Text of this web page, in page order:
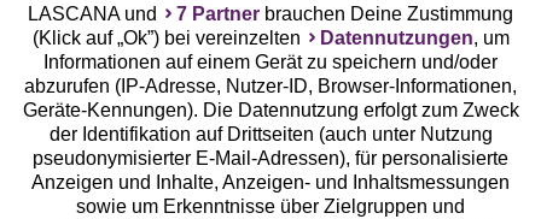
Geprüfte Sicherheit
Unsere Apps
LASCANA und 7 Partner brauchen Deine Zustimmung
(Klick auf „Ok”) bei vereinzelten
Datennutzungen, um
Informationen auf einem Gerät zu speichern und/oder
abzurufen (IP-Adresse, Nutzer-ID, Browser-Informationen,
Geräte-Kennungen). Die Datennutzung erfolgt zum Zweck
der Identifikation auf Drittseiten (auch unter Nutzung
pseudonymisierter E-Mail-Adressen), für personalisierte
Anzeigen und Inhalte, Anzeigen- und Inhaltsmessungen
sowie um Erkenntnisse über Zielgruppen und